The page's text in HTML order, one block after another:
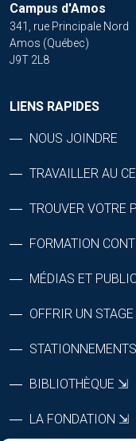
Campus d'Amos
341, rue Principale Nord
Amos (Québec)
J9T 2L8
LIENS RAPIDES
NOUS JOINDRE
TRAVAILLER AU
TROUVER VOTRE
FORMATION
MÉDIAS ET
OFFRIR UN
STATIONNEMENTS
BIBLIOTHÈQUE ⇲
LA FONDATION ⇲